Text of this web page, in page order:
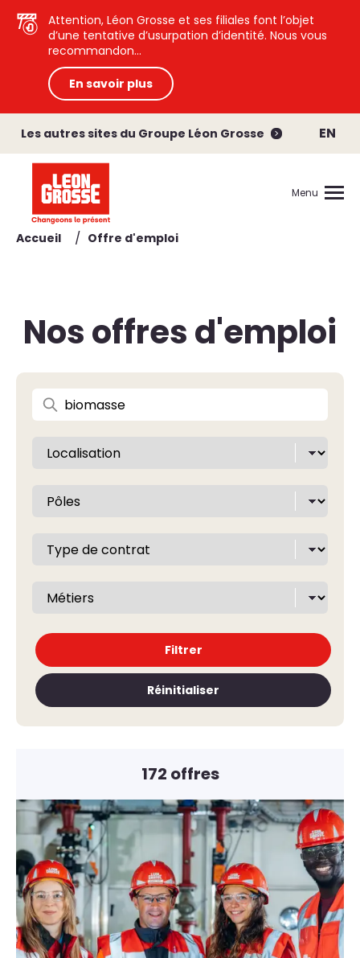
Attention, Léon Grosse et ses filiales font l’objet
d’une tentative d’usurpation d’identité. Nous vous
recommandon...
En savoir plus
Les autres sites du Groupe Léon Grosse EN
Menu
Accueil / Offre d'emploi
Nos offres d'emploi
Filtrer
Réinitialiser
172 offres